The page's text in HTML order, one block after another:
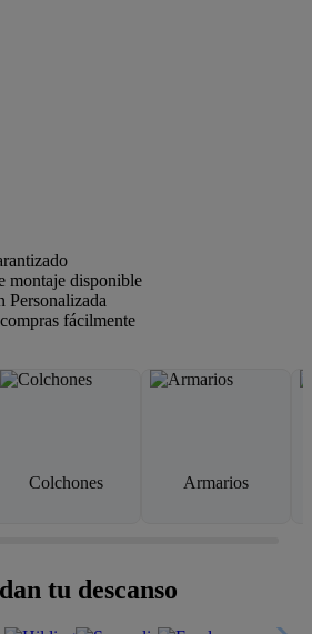
montaje disponible
Personalizada
fácilmente
Colchones Armarios
tu descanso